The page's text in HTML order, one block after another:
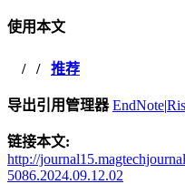
使用本文
/ / 推荐
导出引用管理器 EndNote|Ris
链接本文:
http://
5086.2024.09.12.02